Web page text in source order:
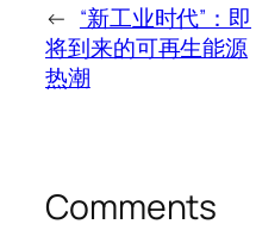
← “新工业时代”：即
将到来的可再生能源
热潮
Comments